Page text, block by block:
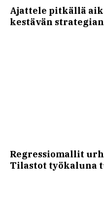
Ajattele pitkällä
kestävän
Regressiomallit
Tilastot työkaluna